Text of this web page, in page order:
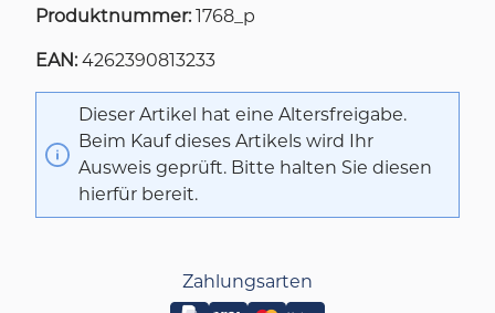
Produktnummer: 1768_p
EAN: 4262390813233
Dieser Artikel hat eine Altersfreigabe.
Beim Kauf dieses Artikels wird Ihr
Ausweis geprüft. Bitte halten Sie diesen
hierfür bereit.
Zahlungsarten